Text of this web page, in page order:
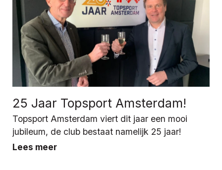
25 Jaar Topsport Amsterdam!
Topsport Amsterdam viert dit jaar een mooi
jubileum, de club bestaat namelijk 25 jaar!
Lees meer